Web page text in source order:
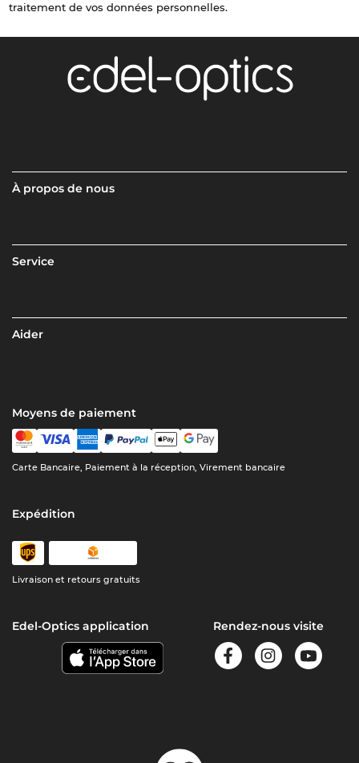
traitement de vos données personnelles.
À propos de nous
Service
Aider
Moyens de paiement
Carte Bancaire, Paiement à la réception, Virement bancaire
Expédition
Livraison et retours gratuits
Edel-Optics application Rendez-nous visite